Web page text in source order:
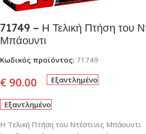
71749 – Η Τελική Πτήση του
Μπάουντι
Κωδικός προϊόντος: 71749
€ 90.00 Εξαντλημένο
Εξαντλημένο
Η Τελική Πτήση του Ντέστινις Μπάουντι